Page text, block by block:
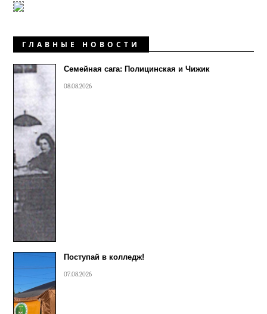
ГЛАВНЫЕ НОВОСТИ
Семейная сага: Полицинская и Чижик
08.08.2026
Поступай в колледж!
07.08.2026